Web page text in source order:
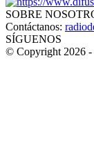
SOBRE
Contáctanos:
SÍGUENOS
© Copyright 2026 -